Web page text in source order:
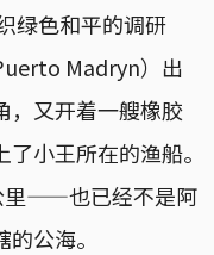
绿色和平的调研
Madryn）出
，又开着一艘橡胶
小王所在的渔船。
里——也已经不是阿
公海。